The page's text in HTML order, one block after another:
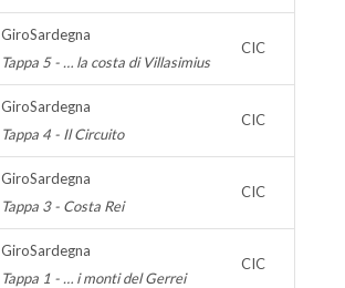
GiroSardegna
Tappa 5 - … la costa di Villasimius
CIC
GiroSardegna
Tappa 4 - Il Circuito
CIC
GiroSardegna
Tappa 3 - Costa Rei
CIC
GiroSardegna
Tappa 1 - … i monti del Gerrei
CIC